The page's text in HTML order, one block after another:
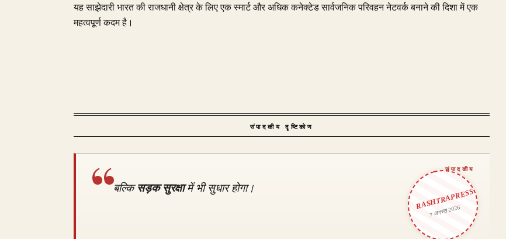
यह साझेदारी भारत की राजधानी क्षेत्र के लिए एक स्मार्ट और अधिक कनेक्टेड सार्वजनिक परिवहन नेटवर्क बनाने की दिशा में एक
महत्वपूर्ण कदम है।
संपादकीय दृष्टिकोण
बल्किसड़क सुरक्षामें भी सुधार होगा। RASHTRAPRESS
7 अगस्त 2026